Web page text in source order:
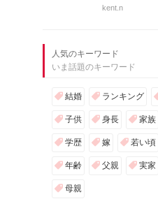
kent.n
人気のキーワード
いま話題のキーワード
結婚 ランキング
子供 身長 家族
学歴 嫁 若い頃
年齢 父親 実家
母親